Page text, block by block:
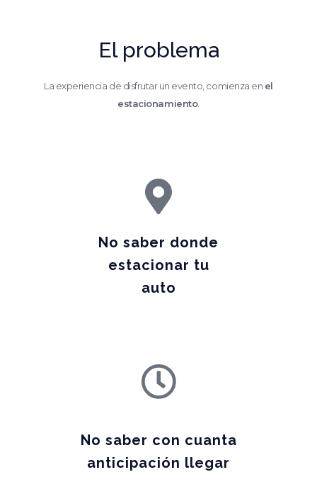
El problema
La experiencia de disfrutar un evento, comienza en el
estacionamiento.
No saber donde
estacionar tu
auto
No saber con cuanta
anticipación llegar